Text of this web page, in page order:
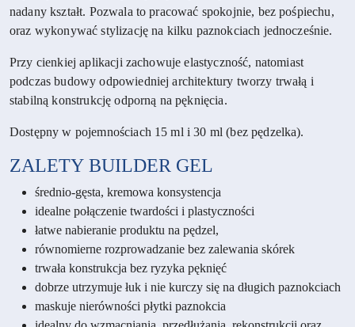
nadany kształt. Pozwala to pracować spokojnie, bez pośpiechu,
oraz wykonywać stylizację na kilku paznokciach jednocześnie.
Przy cienkiej aplikacji zachowuje elastyczność, natomiast
podczas budowy odpowiedniej architektury tworzy trwałą i
stabilną konstrukcję odporną na pęknięcia.
Dostępny w pojemnościach 15 ml i 30 ml (bez pędzelka).
ZALETY BUILDER GEL
średnio-gęsta, kremowa konsystencja
idealne połączenie twardości i plastyczności
łatwe nabieranie produktu na pędzel,
równomierne rozprowadzanie bez zalewania skórek
trwała konstrukcja bez ryzyka pęknięć
dobrze utrzymuje łuk i nie kurczy się na długich paznokciach
maskuje nierówności płytki paznokcia